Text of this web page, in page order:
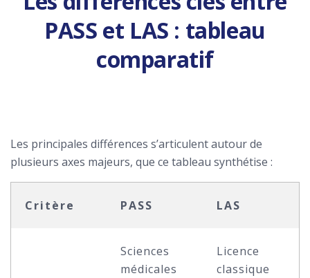
PASS et LAS : tableau
comparatif
Les principales différences s’articulent autour de
plusieurs axes majeurs, que ce tableau synthétise :
Critère PASS LAS
Sciences
médicales
Licence
classique